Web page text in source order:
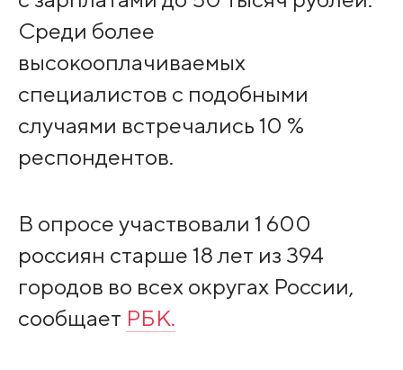
Среди более
высокооплачиваемых
специалистов с подобными
случаями встречались 10 %
респондентов.
В опросе участвовали 1 600
россиян старше 18 лет из 394
городов во всех округах России,
сообщает РБК.